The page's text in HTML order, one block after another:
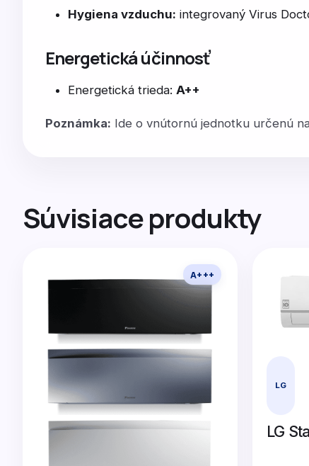
Hygiena vzduchu: integrovaný Virus
Energetická účinnosť
Energetická trieda: A++
Poznámka: Ide o vnútornú jednotku určenú
Súvisiace produkty
A+++
LG
LG